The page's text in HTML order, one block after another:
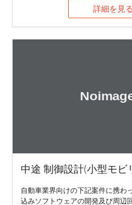
詳細を見る
中途 制御設計(小型モビ
自動車業界向けの下記案件に携わ
込みソフトウェアの開発及び周辺